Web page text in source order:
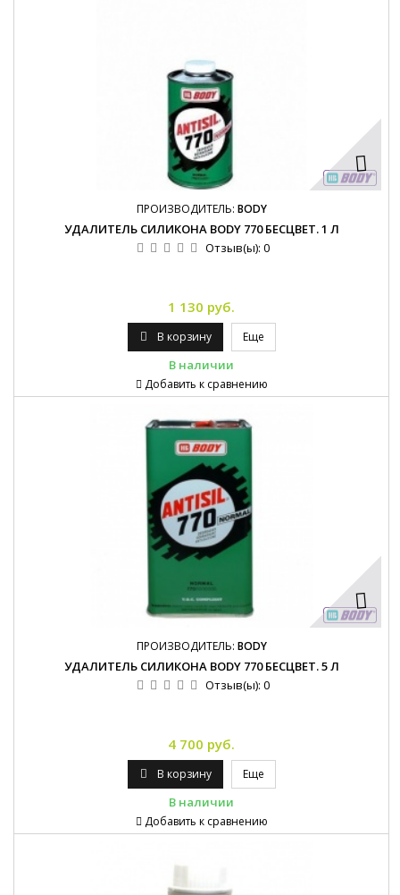
ПРОИЗВОДИТЕЛЬ: BODY
УДАЛИТЕЛЬ СИЛИКОНА BODY 770 БЕСЦВЕТ. 1 Л
Отзыв(ы): 0
1 130 руб.
В корзину Еще
В наличии
Добавить к сравнению
ПРОИЗВОДИТЕЛЬ: BODY
УДАЛИТЕЛЬ СИЛИКОНА BODY 770 БЕСЦВЕТ. 5 Л
Отзыв(ы): 0
4 700 руб.
В корзину Еще
В наличии
Добавить к сравнению